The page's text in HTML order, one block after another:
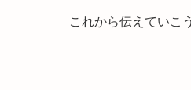
これから伝えていこ